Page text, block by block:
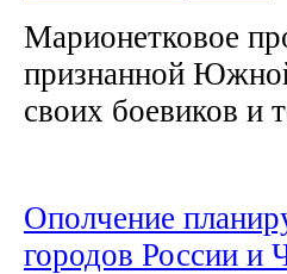
Марионетковое
признанной
своих боевиков и
Ополчение
городов России и